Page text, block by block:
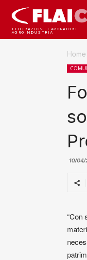
FEDERAZIONE LAVORATORI
AGROINDUSTRIA
Home
10/04/
“Con